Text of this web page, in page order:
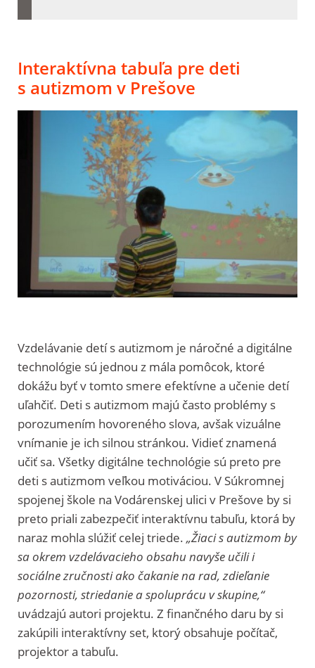
Interaktívna tabuľa pre deti
s autizmom v Prešove
Vzdelávanie detí s autizmom je náročné a digitálne
technológie sú jednou z mála pomôcok, ktoré
dokážu byť v tomto smere efektívne a učenie detí
uľahčiť. Deti s autizmom majú často problémy s
porozumením hovoreného slova, avšak vizuálne
vnímanie je ich silnou stránkou. Vidieť znamená
učiť sa. Všetky digitálne technológie sú preto pre
deti s autizmom veľkou motiváciou. V Súkromnej
spojenej škole na Vodárenskej ulici v Prešove by si
preto priali zabezpečiť interaktívnu tabuľu, ktorá by
naraz mohla slúžiť celej triede. „Žiaci s autizmom by
sa okrem vzdelávacieho obsahu navyše učili i
sociálne zručnosti ako čakanie na rad, zdieľanie
pozornosti, striedanie a spoluprácu v skupine,“
uvádzajú autori projektu. Z finančného daru by si
zakúpili interaktívny set, ktorý obsahuje počítač,
projektor a tabuľu.